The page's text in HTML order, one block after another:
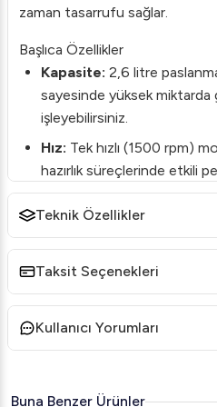
zaman tasarrufu sağlar.
Başlıca Özellikler
Kapasite: 2,6 litre
sayesinde yüksek miktarda
işleyebilirsiniz.
Hız: Tek hızlı (1500 rpm)
hazırlık süreçlerinde etkili
uzun süreli kullanım imkanı
Hijyen:Ürün, %100 hijyenik
temas eden tüm parçalar
yıkanabilir.
Kompakt Tasarım:
küçük boyutları ile
Teknik Özellikler
Taksit Seçenekleri
Kullanıcı Yorumları
Buna Benzer Ürünler